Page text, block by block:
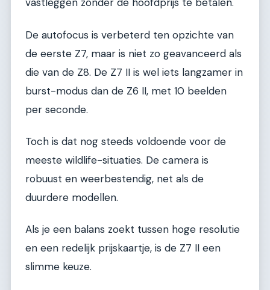
De autofocus is verbeterd ten opzichte van
de eerste Z7, maar is niet zo geavanceerd als
die van de Z8. De Z7 II is wel iets langzamer in
burst-modus dan de Z6 II, met 10 beelden
per seconde.
Toch is dat nog steeds voldoende voor de
meeste wildlife-situaties. De camera is
robuust en weerbestendig, net als de
duurdere modellen.
Als je een balans zoekt tussen hoge resolutie
en een redelijk prijskaartje, is de Z7 II een
slimme keuze.